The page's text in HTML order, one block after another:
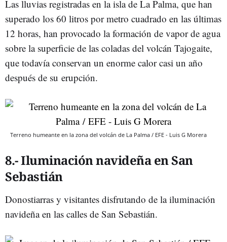
Las lluvias registradas en la isla de La Palma, que han
superado los 60 litros por metro cuadrado en las últimas
12 horas, han provocado la formación de vapor de agua
sobre la superficie de las coladas del volcán Tajogaite,
que todavía conservan un enorme calor casi un año
después de su erupción.
Terreno humeante en la zona del volcán de La Palma / EFE - Luis G Morera
8.- Iluminación navideña en San
Sebastián
Donostiarras y visitantes disfrutando de la iluminación
navideña en las calles de San Sebastián.